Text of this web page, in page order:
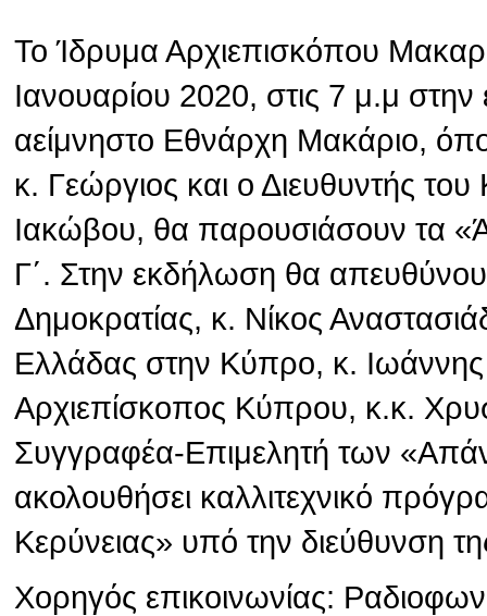
Το Ίδρυμα Αρχιεπισκόπου
Ιανουαρίου 2020, στις 7 μ.μ
αείμνηστο Εθνάρχη Μακάριο,
κ. Γεώργιος και ο Διευθυντής
Ιακώβου, θα παρουσιάσουν τα
Γ΄. Στην εκδήλωση θα
Δημοκρατίας, κ. Νίκος
Ελλάδας στην Κύπρο, κ.
Αρχιεπίσκοπος Κύπρου, κ.κ.
Συγγραφέα-Επιμελητή των
ακολουθήσει καλλιτεχνικό
Κερύνειας» υπό την διεύθυνση
Χορηγός επικοινωνίας: